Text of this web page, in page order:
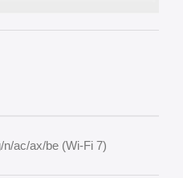
n/ac/ax/be (Wi-Fi 7)